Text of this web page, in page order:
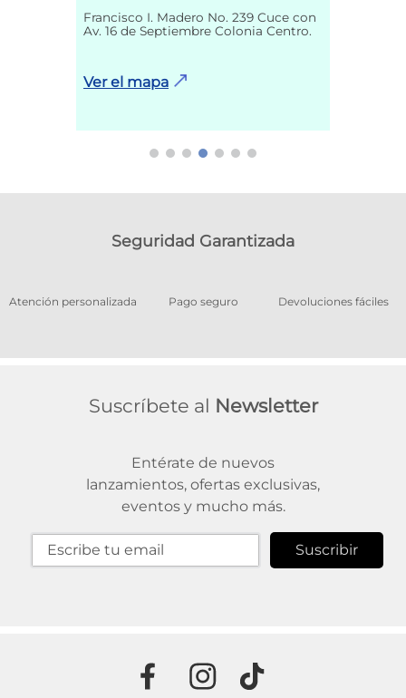
Francisco I. Madero No. 239 Cuce con
Av. 16 de Septiembre Colonia Centro.
Ver el mapa
Seguridad Garantizada
Atención personalizada Pago seguro Devoluciones fáciles
Suscríbete al Newsletter
Entérate de nuevos
lanzamientos, ofertas exclusivas,
eventos y mucho más.
Suscribir